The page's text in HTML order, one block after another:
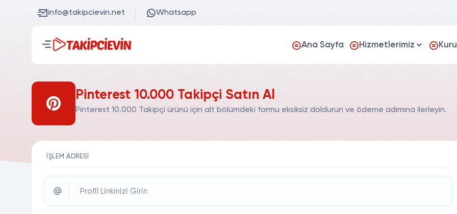
info@takipcievin.net Whatsapp
Ana Sayfa Hizmetlerimiz
Pinterest 10.000 Takipçi Satın Al
Pinterest 10.000 Takipçi ürünü için alt bölümdeki formu eksiksiz doldurun ve ödeme adımına ilerleyin.
İŞLEM ADRESI
Profil Linkinizi Girin